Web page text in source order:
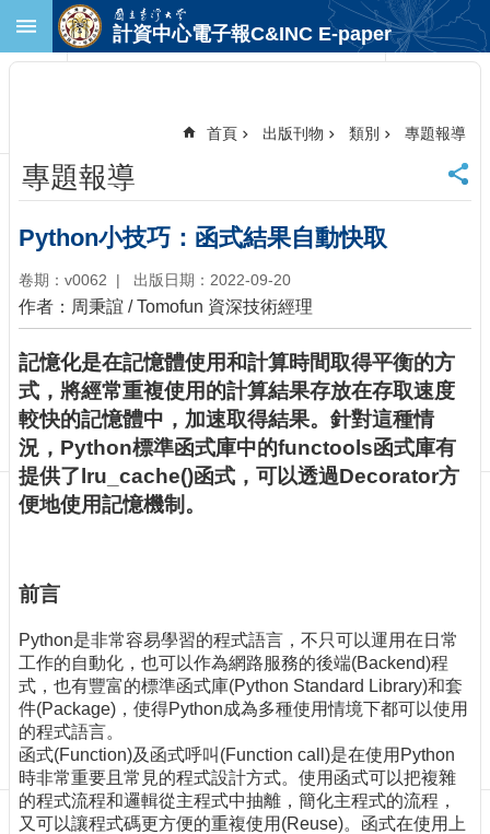
跳到主要內容區塊
首
頁
臺
大
首
頁
計
中
首
頁
聯
絡
資
訊
消
站
導
覽
最
新
消
息
計資中心電子報C&INC E-paper
首頁 出版刊物 類別 專題報導
專題報導
Python小技巧：函式結果自動快取
卷期：v0062 出版日期：2022-09-20
作者：周秉誼 / Tomofun 資深技術經理
記憶化是在記憶體使用和計算時間取得平衡的方
式，將經常重複使用的計算結果存放在存取速度
較快的記憶體中，加速取得結果。針對這種情
況，Python標準函式庫中的functools函式庫有
提供了lru_cache()函式，可以透過Decorator方
便地使用記憶機制。
前言
Python是非常容易學習的程式語言，不只可以運用在日常
工作的自動化，也可以作為網路服務的後端(Backend)程
式，也有豐富的標準函式庫(Python Standard Library)和套
件(Package)，使得Python成為多種使用情境下都可以使用
的程式語言。
函式(Function)及函式呼叫(Function call)是在使用Python
時非常重要且常見的程式設計方式。使用函式可以把複雜
的程式流程和邏輯從主程式中抽離，簡化主程式的流程，
又可以讓程式碼更方便的重複使用(Reuse)。函式在使用上